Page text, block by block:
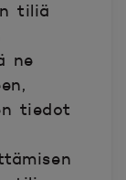
tiliä
ne
tiedot